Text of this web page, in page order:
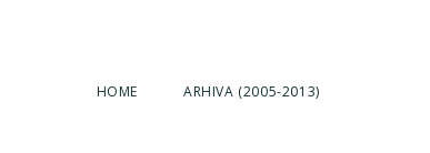
HOME ARHIVA (2005-2013)